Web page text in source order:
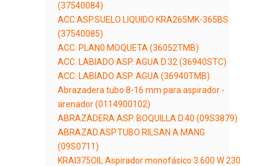
(37540084)
ACC.ASP.SUELO LIQUIDO KRA265MK-365BS
(37540085)
ACC. PLAN0 MOQUETA (36052TMB)
ACC. LABIADO ASP. AGUA D.32 (36940STC)
ACC. LABIADO ASP. AGUA (36940TMB)
Abrazadera tubo 8-16 mm para aspirador -
arenador (0114900102)
ABRAZADERA ASP. BOQUILLA D.40 (09S3879)
ABRAZAD.ASP.TUBO RILSAN A MANG
(09S0711)
KRAI375OIL Aspirador monofásico 3.600 W 230